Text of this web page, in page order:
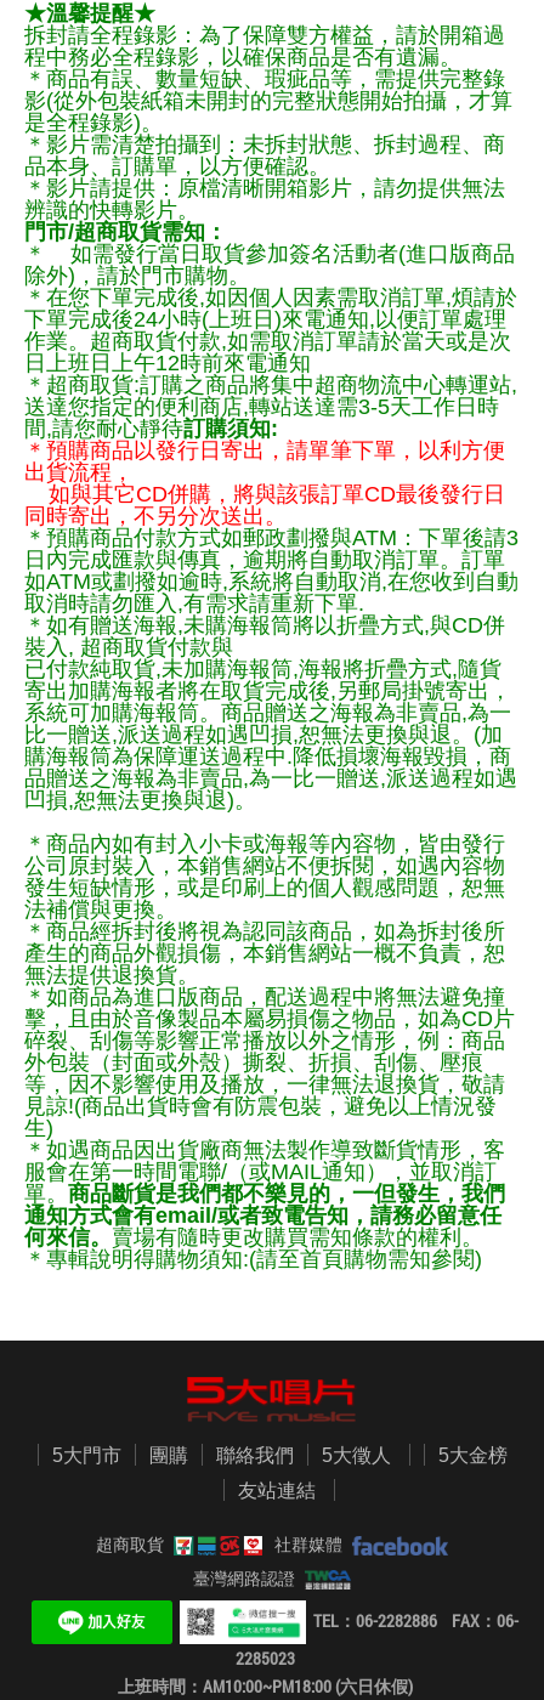
★溫馨提醒★
拆封請全程錄影：為了保障雙方權益，請於開箱過
程中務必全程錄影，以確保商品是否有遺漏。
＊商品有誤、數量短缺、瑕疵品等，需提供完整錄
影(從外包裝紙箱未開封的完整狀態開始拍攝，才算
是全程錄影)。
＊影片需清楚拍攝到：未拆封狀態、拆封過程、商
品本身、訂購單，以方便確認。
＊影片請提供：原檔清晰開箱影片，請勿提供無法
辨識的快轉影片。
門市/超商取貨需知：
＊ 如需發行當日取貨參加簽名活動者(進口版商品
除外)，請於門市購物。
＊在您下單完成後,如因個人因素需取消訂單,煩請於
下單完成後24小時(上班日)來電通知,以便訂單處理
作業。超商取貨付款,如需取消訂單請於當天或是次
日上班日上午12時前來電通知
＊超商取貨:訂購之商品將集中超商物流中心轉運站,
送達您指定的便利商店,轉站送達需3-5天工作日時
間,請您耐心靜待訂購須知:
＊預購商品以發行日寄出，請單筆下單，以利方便
出貨流程，
如與其它CD併購，將與該張訂單CD最後發行日
同時寄出，不另分次送出。
＊預購商品付款方式如郵政劃撥與ATM：下單後請3
日內完成匯款與傳真，逾期將自動取消訂單。訂單
如ATM或劃撥如逾時,系統將自動取消,在您收到自動
取消時請勿匯入,有需求請重新下單.
＊如有贈送海報,未購海報筒將以折疊方式,與CD併
裝入, 超商取貨付款與
已付款純取貨,未加購海報筒,海報將折疊方式,隨貨
寄出加購海報者將在取貨完成後,另郵局掛號寄出，
系統可加購海報筒。商品贈送之海報為非賣品,為一
比一贈送,派送過程如遇凹損,恕無法更換與退。(加
購海報筒為保障運送過程中.降低損壞海報毀損，商
品贈送之海報為非賣品,為一比一贈送,派送過程如遇
凹損,恕無法更換與退)。
＊商品內如有封入小卡或海報等內容物，皆由發行
公司原封裝入，本銷售網站不便拆閱，如遇內容物
發生短缺情形，或是印刷上的個人觀感問題，恕無
法補償與更換。
＊商品經拆封後將視為認同該商品，如為拆封後所
產生的商品外觀損傷，本銷售網站一概不負責，恕
無法提供退換貨。
＊如商品為進口版商品，配送過程中將無法避免撞
擊，且由於音像製品本屬易損傷之物品，如為CD片
碎裂、刮傷等影響正常播放以外之情形，例：商品
外包裝（封面或外殼）撕裂、折損、刮傷、壓痕
等，因不影響使用及播放，一律無法退換貨，敬請
見諒!(商品出貨時會有防震包裝，避免以上情況發
生)
＊如遇商品因出貨廠商無法製作導致斷貨情形，客
服會在第一時間電聯/（或MAIL通知），並取消訂
單。 商品斷貨是我們都不樂見的，一但發生，我們
通知方式會有email/或者致電告知，請務必留意任
何來信。 賣場有隨時更改購買需知條款的權利。
＊專輯說明得購物須知:(請至首頁購物需知參閱)
5大門市 團購 聯絡我們 5大徵人
5大金榜
友站連結
超商取貨
社群媒體
臺灣網路認證
TEL：06-2282886 FAX：06-
2285023
上班時間：AM10:00~PM18:00 (六日休假)